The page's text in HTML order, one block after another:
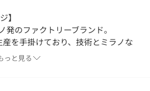
】
のファクトリーブランド。
を手掛けており、技術とミラノな
いる。
っと見る